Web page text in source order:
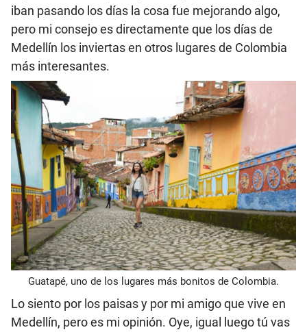
iban pasando los días la cosa fue mejorando algo,
pero mi consejo es directamente que los días de
Medellín los inviertas en otros lugares de Colombia
más interesantes.
Guatapé, uno de los lugares más bonitos de Colombia.
Lo siento por los paisas y por mi amigo que vive en
Medellín, pero es mi opinión. Oye, igual luego tú vas